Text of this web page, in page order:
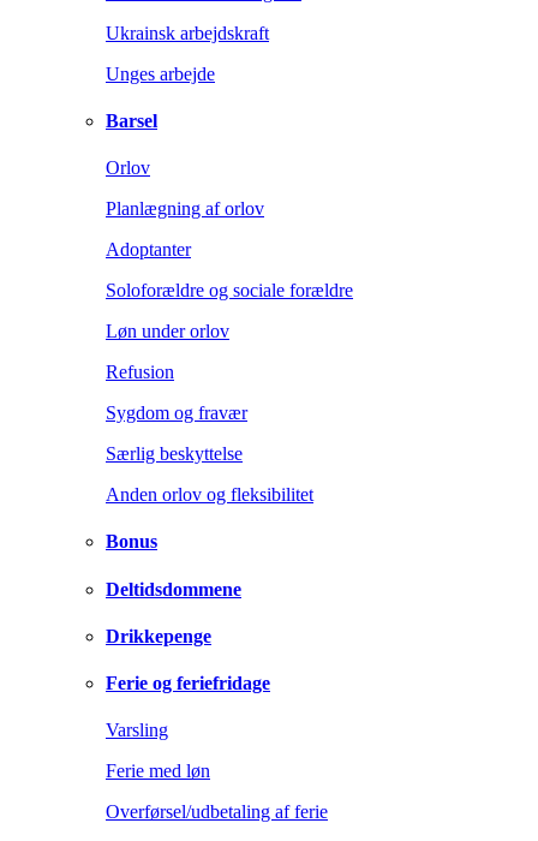
Ukrainsk arbejdskraft
Unges arbejde
Barsel
Orlov
Planlægning af orlov
Adoptanter
Soloforældre og sociale forældre
Løn under orlov
Refusion
Sygdom og fravær
Særlig beskyttelse
Anden orlov og fleksibilitet
Bonus
Deltidsdommene
Drikkepenge
Ferie og feriefridage
Varsling
Ferie med løn
Overførsel/udbetaling af ferie